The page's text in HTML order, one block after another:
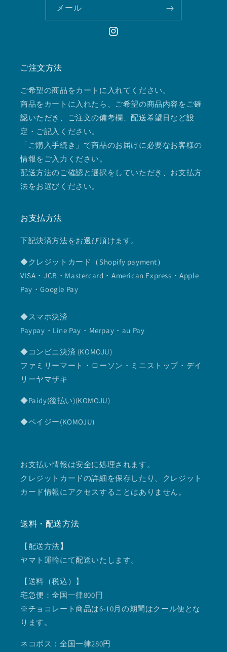
メール
Instagram
ご注文方法
ご希望の商品をカートに入れてください。
商品をカートに入れたら、ご希望の商品内容をご確
認いただき、ご注文の備考欄、配送希望日など設
定・ご記入ください。
「ご購入手続き」で商品のお届けに必要なお客様の
情報をご入力ください。
配送方法のご確認と選択をしていただき、お支払方
法をお選びください。
お支払方法
下記決済方法をお選び頂けます。
◆クレジットカード（Shopify payment）
VISA・JCB・Mastercard・American Express・Apple
Pay・Google Pay
◆スマホ決済
Paypay・Line Pay・Merpay・au Pay
◆コンビニ決済 (KOMOJU)
ファミリーマート・ローソン・ミニストップ・デイ
リーヤマザキ
◆Paidy(後払い)(KOMOJU)
◆ペイジー(KOMOJU)
お支払い情報は安全に処理されます。
クレジットカードの詳細を保存したり、クレジット
カード情報にアクセスすることはありません。
送料・配送方法
【配送方法】
ヤマト運輸にて配送いたします。
【送料（税込）】
宅急便：全国一律800円
※チョコレート商品は6-10月の期間はクール便とな
ります。
ネコポス：全国一律280円